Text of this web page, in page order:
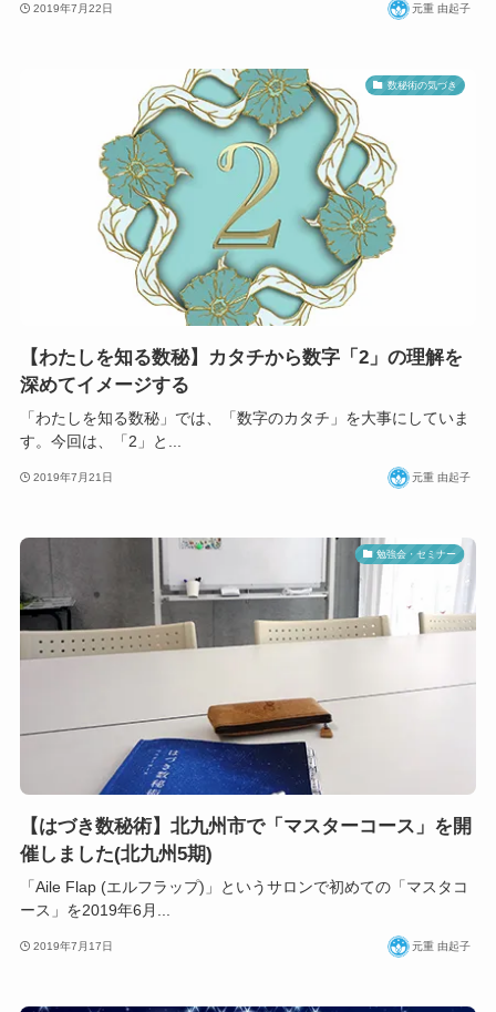
2019年7月22日 元重 由起子
数秘術の気づき
【わたしを知る数秘】カタチから数字「2」の理解を
深めてイメージする
「わたしを知る数秘」では、「数字のカタチ」を大事にしていま
す。今回は、「2」と...
2019年7月21日 元重 由起子
勉強会・セミナー
【はづき数秘術】北九州市で「マスターコース」を開
催しました(北九州5期)
「Aile Flap (エルフラップ)」というサロンで初めての「マスタコ
ース」を2019年6月...
2019年7月17日 元重 由起子